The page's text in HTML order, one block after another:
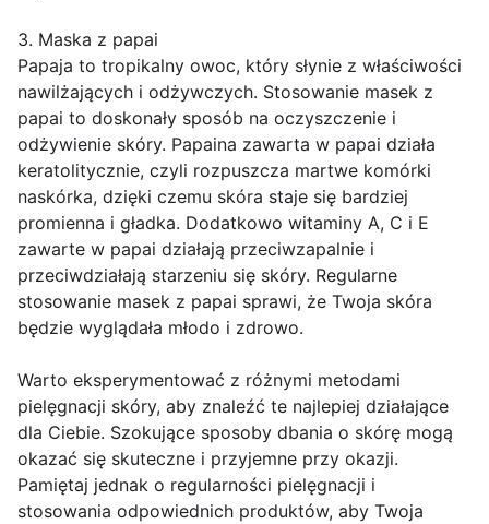
3. Maska z papai
Papaja to tropikalny owoc, który słynie z właściwości
nawilżających i odżywczych. Stosowanie masek z
papai to doskonały sposób na oczyszczenie i
odżywienie skóry. Papaina zawarta w papai działa
keratolitycznie, czyli rozpuszcza martwe komórki
naskórka, dzięki czemu skóra staje się bardziej
promienna i gładka. Dodatkowo witaminy A, C i E
zawarte w papai działają przeciwzapalnie i
przeciwdziałają starzeniu się skóry. Regularne
stosowanie masek z papai sprawi, że Twoja skóra
będzie wyglądała młodo i zdrowo.
Warto eksperymentować z różnymi metodami
pielęgnacji skóry, aby znaleźć te najlepiej działające
dla Ciebie. Szokujące sposoby dbania o skórę mogą
okazać się skuteczne i przyjemne przy okazji.
Pamiętaj jednak o regularności pielęgnacji i
stosowania odpowiednich produktów, aby Twoja